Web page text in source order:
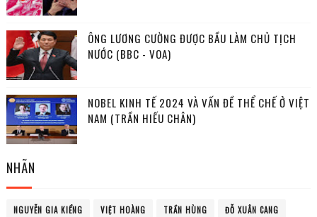
ÔNG LƯƠNG CƯỜNG ĐƯỢC BẦU LÀM CHỦ TỊCH
NƯỚC (BBC - VOA)
NOBEL KINH TẾ 2024 VÀ VẤN ĐỀ THỂ CHẾ Ở VIỆT
NAM (TRẦN HIẾU CHÂN)
NHÃN
NGUYỄN GIA KIỂNG VIỆT HOÀNG TRẦN HÙNG ĐỖ XUÂN CANG